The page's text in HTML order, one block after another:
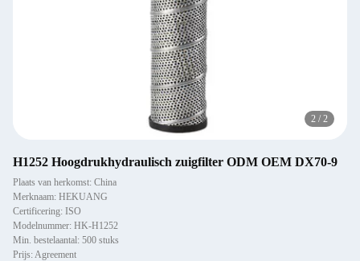
2 / 2
H1252 Hoogdrukhydraulisch zuigfilter ODM OEM DX70-9
Plaats van herkomst: China
Merknaam: HEKUANG
Certificering: ISO
Modelnummer: HK-H1252
Min. bestelaantal: 500 stuks
Prijs: Agreement